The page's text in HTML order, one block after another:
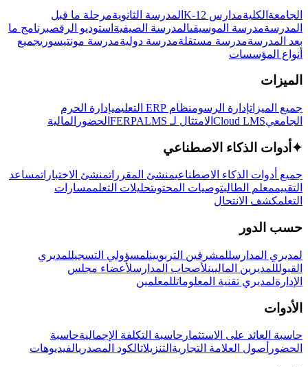
الجامعة الكليةمدارس K-12 المدرسة الثانويةمرحلة ما قبل
المدرسةمدرسة الموسيقىالمدرسة الصيفية استوديو الرقصبرنامج ما
بعد المدرسةمدرسة مستقلةمدرسة دوليةمدرسة مونتيسوريجميع
أنواع المؤسسات
الميزات
جميع الميزاتإدارة الرسومنظام ERP التعليمي
إدارة الحرم
الجامعيCloud LMS الامتثال لـ FERPA LMS الحضور المالية
✦ أدوات الذكاء الاصطناعي
جميع أدوات الذكاء الاصطناعيمنشئ المقرراتمنشئ الاختباراتمساعد
التقييممعلم الطالبتوصيات المحتوىتحليلات التعلممسارات
التعلمكشف الانتحال
حسب الدور
لمديري المدارسللمشرفين التربويينلمسؤولي التسجيللمديري
القبولللمديرين الماليينلأصحاب المدارسلأعضاء مجلس
الإدارةلمديري تقنية المعلوماتللمعلمين
الأدوات
حاسبة العائد على الاستثمار حاسبة التكلفة الإجماليةحاسبة
الحضور أصول العلامة التجارية التنزيلاتالكود المصدريالفيديوهات